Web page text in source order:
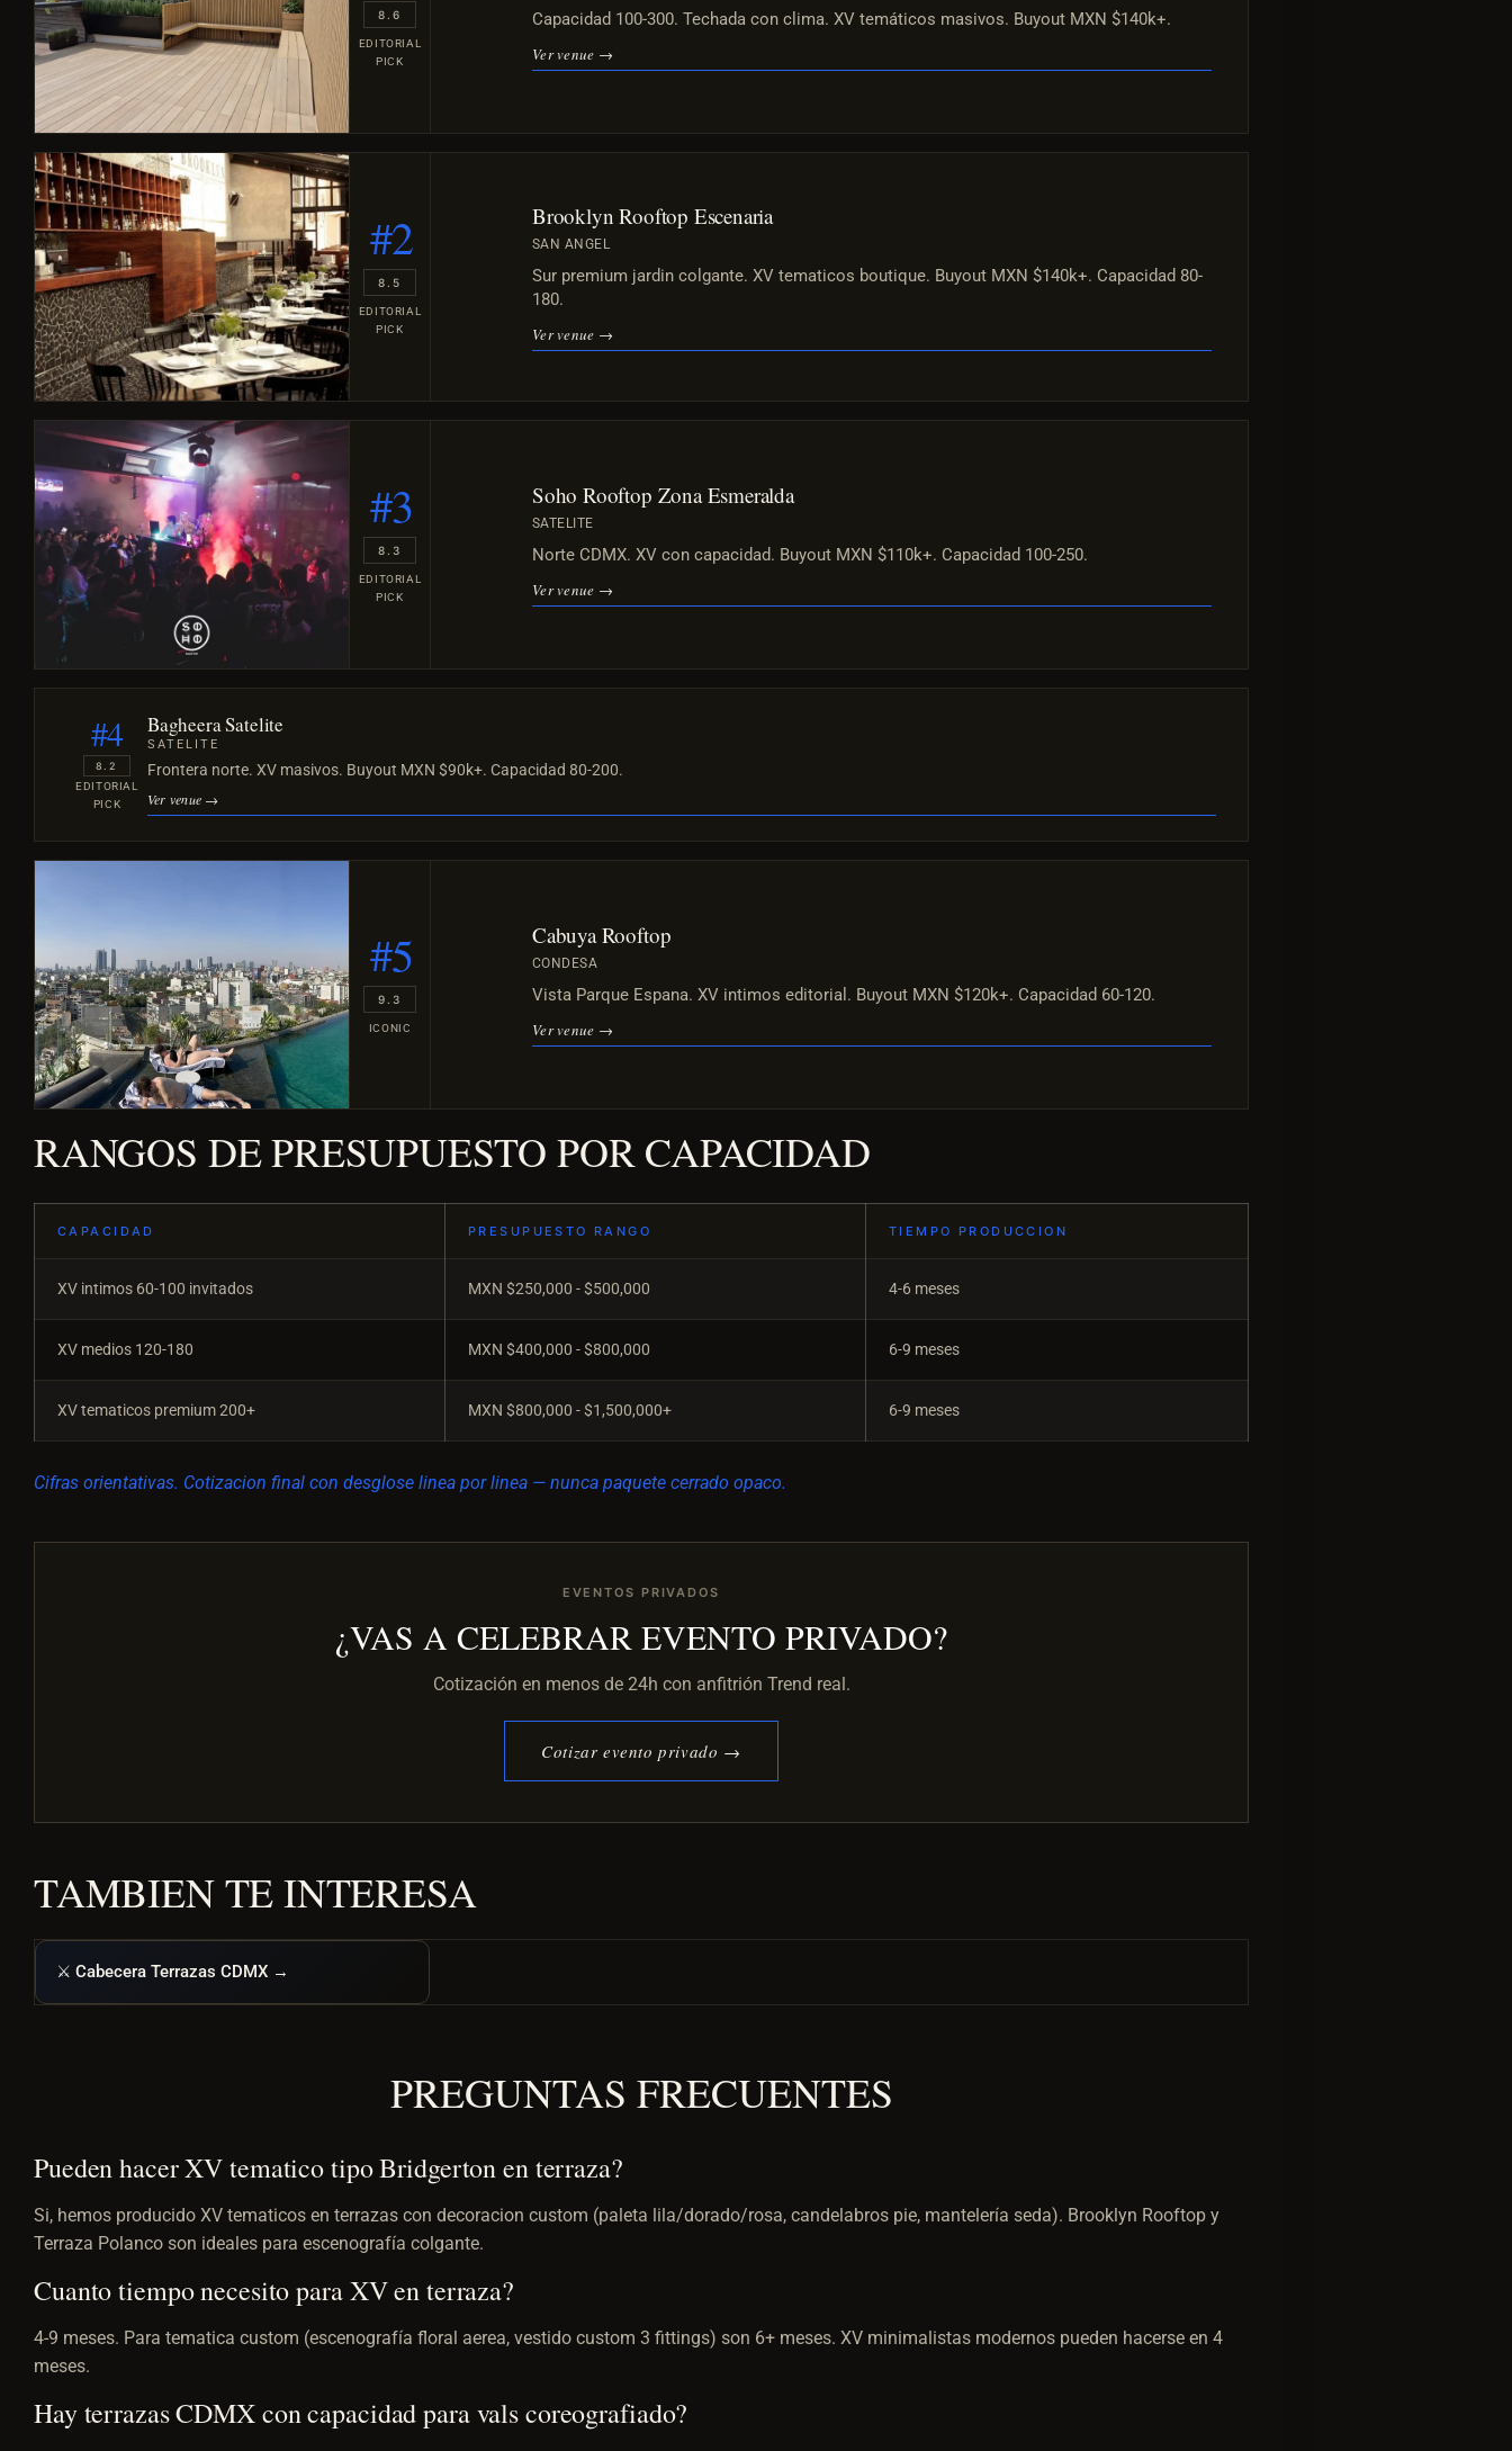
8.6
EDITORIAL
PICK
Capacidad 100-300. Techada con clima. XV temáticos masivos. Buyout MXN $140k+.
Ver venue →
#2
8.5
EDITORIAL
PICK
Brooklyn Rooftop Escenaria
SAN ANGEL
Sur premium jardin colgante. XV tematicos boutique. Buyout MXN $140k+. Capacidad 80-
180.
Ver venue →
#3
8.3
EDITORIAL
PICK
Soho Rooftop Zona Esmeralda
SATELITE
Norte CDMX. XV con capacidad. Buyout MXN $110k+. Capacidad 100-250.
Ver venue →
#4
8.2
EDITORIAL
PICK
Bagheera Satelite
SATELITE
Frontera norte. XV masivos. Buyout MXN $90k+. Capacidad 80-200.
Ver venue →
#5
9.3
ICONIC
Cabuya Rooftop
CONDESA
Vista Parque Espana. XV intimos editorial. Buyout MXN $120k+. Capacidad 60-120.
Ver venue →
RANGOS DE PRESUPUESTO POR CAPACIDAD
CAPACIDAD PRESUPUESTO RANGO TIEMPO PRODUCCION
XV intimos 60-100 invitados MXN $250,000 - $500,000 4-6 meses
XV medios 120-180 MXN $400,000 - $800,000 6-9 meses
XV tematicos premium 200+ MXN $800,000 - $1,500,000+ 6-9 meses
Cifras orientativas. Cotizacion final con desglose linea por linea — nunca paquete cerrado opaco.
EVENTOS PRIVADOS
¿VAS A CELEBRAR EVENTO PRIVADO?
Cotización en menos de 24h con anfitrión Trend real.
Cotizar evento privado →
TAMBIEN TE INTERESA
⚔️ Cabecera Terrazas CDMX →
PREGUNTAS FRECUENTES
Pueden hacer XV tematico tipo Bridgerton en terraza?
Si, hemos producido XV tematicos en terrazas con decoracion custom (paleta lila/dorado/rosa, candelabros pie, mantelería seda). Brooklyn Rooftop y
Terraza Polanco son ideales para escenografía colgante.
Cuanto tiempo necesito para XV en terraza?
4-9 meses. Para tematica custom (escenografía floral aerea, vestido custom 3 fittings) son 6+ meses. XV minimalistas modernos pueden hacerse en 4
meses.
Hay terrazas CDMX con capacidad para vals coreografiado?